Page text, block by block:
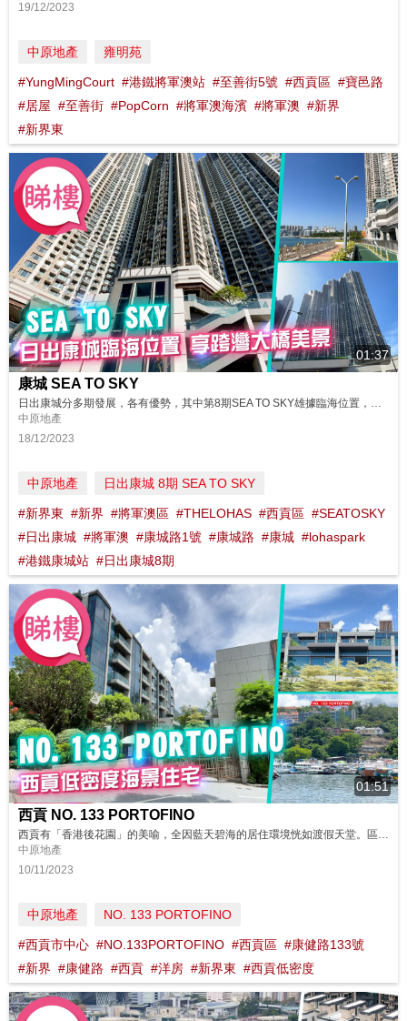
19/12/2023
中原地產 雍明苑
#YungMingCourt #港鐵將軍澳站 #至善街5號 #西貢區 #寶邑路
#居屋 #至善街 #PopCorn #將軍澳海濱 #將軍澳 #新界
#新界東
01:37
康城 SEA TO SKY
中原地產
18/12/2023
中原地產 日出康城 8期 SEA TO SKY
#新界東 #新界 #將軍澳區 #THELOHAS #西貢區 #SEATOSKY
#日出康城 #將軍澳 #康城路1號 #康城路 #康城 #lohaspark
#港鐵康城站 #日出康城8期
01:51
西貢 NO. 133 PORTOFINO
中原地產
10/11/2023
中原地產 NO. 133 PORTOFINO
#西貢市中心 #NO.133PORTOFINO #西貢區 #康健路133號
#新界 #康健路 #西貢 #洋房 #新界東 #西貢低密度